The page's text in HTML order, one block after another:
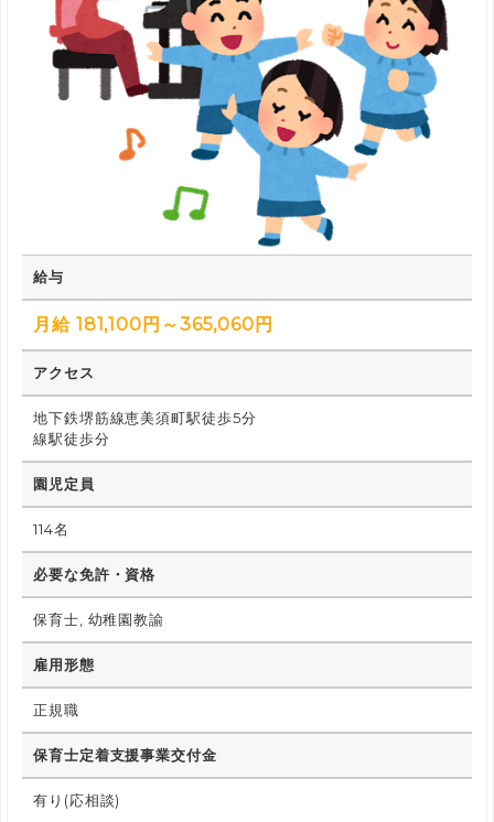
給与
月給 181,100円～365,060円
アクセス
地下鉄堺筋線恵美須町駅徒歩5分
線駅徒歩分
園児定員
114名
必要な免許・資格
保育士, 幼稚園教諭
雇用形態
正規職
保育士定着支援事業交付金
有り(応相談)